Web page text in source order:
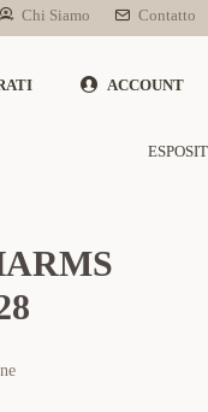
Chi Siamo Contatto
ACCOUNT